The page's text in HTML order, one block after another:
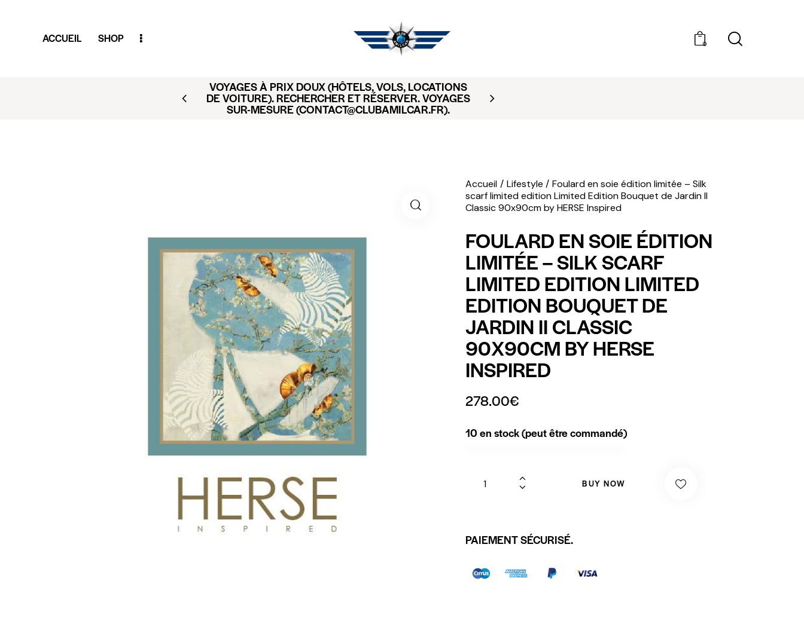
ACCUEIL SHOP 0
VOYAGES À PRIX DOUX (HÔTELS, VOLS, LOCATIONS
DE VOITURE). RECHERCHER ET RÉSERVER. VOYAGES
SUR-MESURE (CONTACT@CLUBAMILCAR.FR).
Accueil Lifestyle
Foulard en soie édition limitée – Silk
scarf limited edition Limited Edition Bouquet de Jardin II
Classic 90x90cm by HERSE Inspired
FOULARD EN SOIE ÉDITION
LIMITÉE – SILK SCARF
LIMITED EDITION LIMITED
EDITION BOUQUET DE
JARDIN II CLASSIC
90X90CM BY HERSE
INSPIRED
278.00€
10 en stock (peut être commandé)
BUY NOW
PAIEMENT SÉCURISÉ.